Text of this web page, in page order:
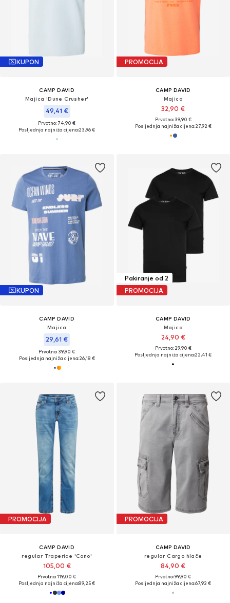
KUPON
CAMP DAVID
Majica 'Dune Crusher'
49,41 €
Prvotno: 74,90 €
Posljednja najniža cijena:23,96 €
PROMOCIJA
CAMP DAVID
Majica
32,90 €
Prvotno: 39,90 €
Posljednja najniža cijena:27,92 €
KUPON
CAMP DAVID
Majica
29,61 €
Prvotno: 39,90 €
Posljednja najniža cijena:26,18 €
Pakiranje od 2
PROMOCIJA
CAMP DAVID
Majica
24,90 €
Prvotno: 29,90 €
Posljednja najniža cijena:22,41 €
PROMOCIJA
CAMP DAVID
regular Traperice 'Cono'
105,00 €
Prvotno: 119,00 €
Posljednja najniža cijena:89,25 €
PROMOCIJA
CAMP DAVID
regular Cargo hlače
84,90 €
Prvotno: 99,90 €
Posljednja najniža cijena:67,92 €